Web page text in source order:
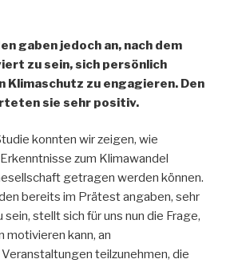
gaben jedoch an, nach dem
zu sein, sich persönlich
Klimaschutz zu engagieren. Den
sie sehr positiv.
konnten wir zeigen, wie
zum Klimawandel
getragen werden können.
bereits im Prätest angaben, sehr
stellt sich für uns nun die Frage,
motivieren kann, an
teilzunehmen, die